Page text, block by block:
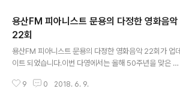
용산FM 피아니스트 문용의 다정한 영화음악
22회
용산FM 피아니스트 문용의 다정한 영화음악 22회가 업데
이트 되었습니다.이번 다영에서는 올해 50주년을 맞은 스
대해 이야기를 나눴습니다. 다정한 영화음악 22회 녹음은
9 0 2018. 6. 9.